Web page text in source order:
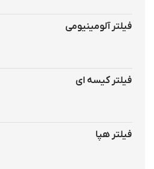
فیلتر آلومینیومی
فیلتر کیسه ای
فیلتر هپا